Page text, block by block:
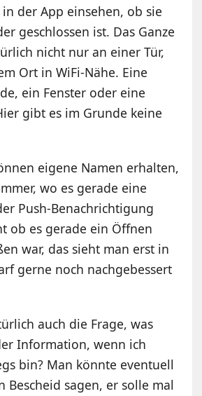
der App einsehen, ob sie
geschlossen ist. Das Ganze
nicht nur an einer Tür,
Ort in WiFi-Nähe. Eine
ein Fenster oder eine
gibt es im Grunde keine
eigene Namen erhalten,
wo es gerade eine
Push-Benachrichtigung
ob es gerade ein Öffnen
war, das sieht man erst in
gerne noch nachgebessert
auch die Frage, was
Information, wenn ich
bin? Man könnte eventuell
Bescheid sagen, er solle mal